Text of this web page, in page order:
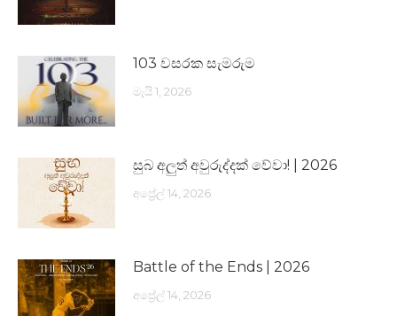
103 වසරක සැමරුම
මැයි 1, 2026
සුබ අලුත් අවුරුද්දක් වේවා! | 2026
අප්‍රේල් 14, 2026
Battle of the Ends | 2026
අප්‍රේල් 14, 2026